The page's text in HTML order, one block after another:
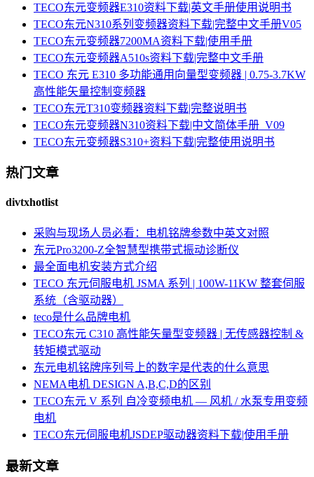
TECO东元变频器E310资料下载|英文手册使用说明书
TECO东元N310系列变频器资料下载|完整中文手册V05
TECO东元变频器7200MA资料下载|使用手册
TECO东元变频器A510s资料下载|完整中文手册
TECO 东元 E310 多功能通用向量型变频器 | 0.75-3.7KW
高性能矢量控制变频器
TECO东元T310变频器资料下载|完整说明书
TECO东元变频器N310资料下载|中文简体手册_V09
TECO东元变频器S310+资料下载|完整使用说明书
热门文章
divtxhotlist
采购与现场人员必看：电机铭牌参数中英文对照
东元Pro3200-Z全智慧型携带式振动诊断仪
最全面电机安装方式介绍
TECO 东元伺服电机 JSMA 系列 | 100W-11KW 整套伺服
系统（含驱动器）
teco是什么品牌电机
TECO东元 C310 高性能矢量型变频器 | 无传感器控制 &
转矩模式驱动
东元电机铭牌序列号上的数字是代表的什么意思
NEMA电机 DESIGN A,B,C,D的区别
TECO东元 V 系列 自冷变频电机 — 风机 / 水泵专用变频
电机
TECO东元伺服电机JSDEP驱动器资料下载|使用手册
最新文章